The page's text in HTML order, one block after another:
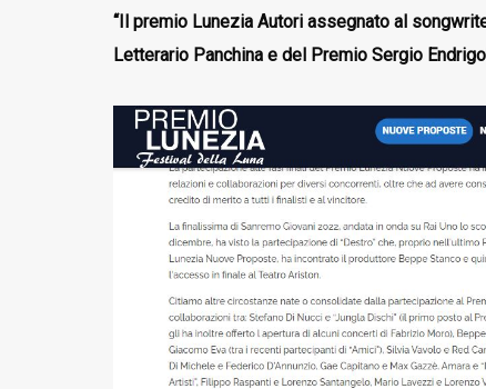
“Il premio Lunezia Autori assegnato al
Letterario Panchina e del Premio Sergio